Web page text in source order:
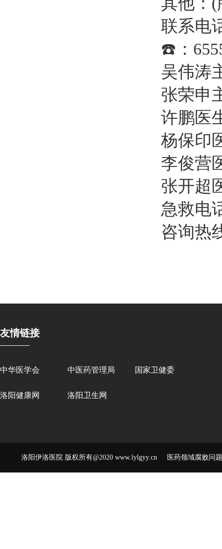
联系电
☎️：
吴伟涛
张荣申
许鹏医
杨保印
李俊营
张开超
急救电
咨询热
友情链接
中华医学会 中医药管理局 国家卫健委
洛阳健康网 洛阳卫生网
洛阳伊洛医院 版权所有@2020 www.lylgyy.cn 医药领域腐败